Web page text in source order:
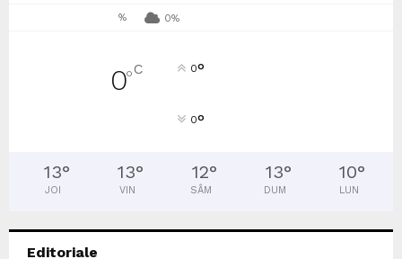
% 0%
0°C 0°
0°
13°
JOI
13°
VIN
12°
SÂM
13°
DUM
10°
LUN
Editoriale